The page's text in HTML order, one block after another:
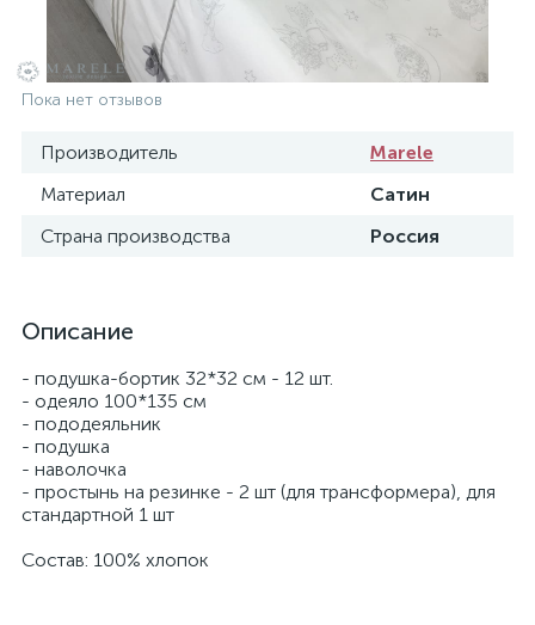
Пока нет отзывов
Производитель
Marele
Материал
Сатин
Страна производства
Россия
Описание
- подушка-бортик 32*32 см - 12 шт.
- одеяло 100*135 см
- пододеяльник
- подушка
- наволочка
- простынь на резинке - 2 шт (для трансформера), для
стандартной 1 шт
Состав: 100% хлопок